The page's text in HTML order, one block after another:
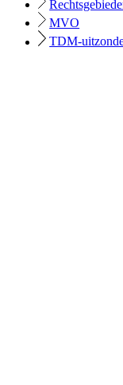
MVO
TDM-